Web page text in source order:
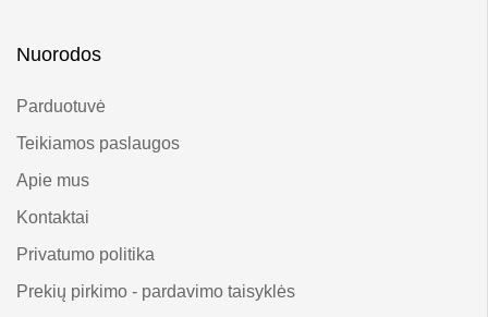
Nuorodos
Parduotuvė
Teikiamos paslaugos
Apie mus
Kontaktai
Privatumo politika
Prekių pirkimo - pardavimo taisyklės